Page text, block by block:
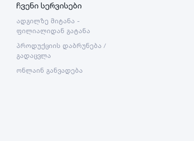
ჩვენი სერვისები
ადგილზე მიტანა -
ფილიალიდან გატანა
პროდუქციის დაბრუნება /
გადაცვლა
ონლაინ განვადება